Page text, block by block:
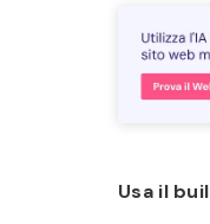
Usa il